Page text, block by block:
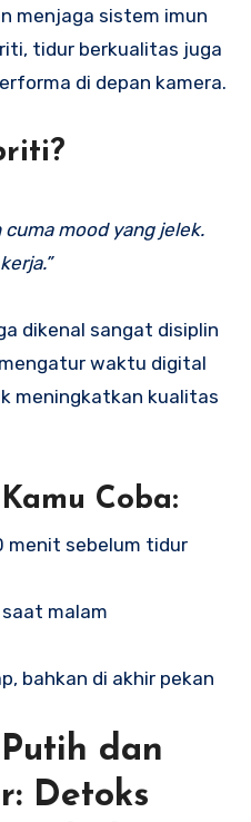
menjaga sistem imun
tidur berkualitas juga
di depan kamera.
cuma mood yang jelek.
dikenal sangat disiplin
waktu digital
meningkatkan kualitas
Coba:
menit sebelum tidur
malam
bahkan di akhir pekan
dan
Detoks